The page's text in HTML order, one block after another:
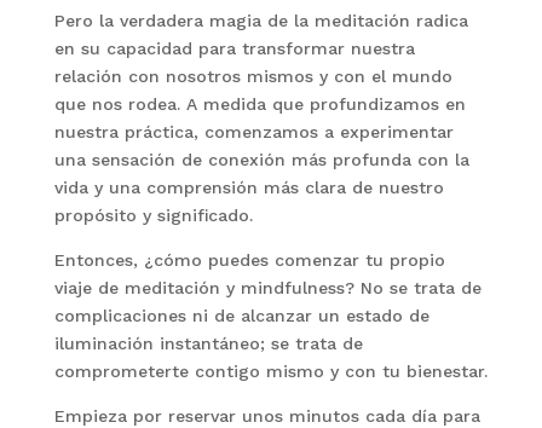
Pero la verdadera magia de la meditación radica
en su capacidad para transformar nuestra
relación con nosotros mismos y con el mundo
que nos rodea. A medida que profundizamos en
nuestra práctica, comenzamos a experimentar
una sensación de conexión más profunda con la
vida y una comprensión más clara de nuestro
propósito y significado.
Entonces, ¿cómo puedes comenzar tu propio
viaje de meditación y mindfulness? No se trata de
complicaciones ni de alcanzar un estado de
iluminación instantáneo; se trata de
comprometerte contigo mismo y con tu bienestar.
Empieza por reservar unos minutos cada día para